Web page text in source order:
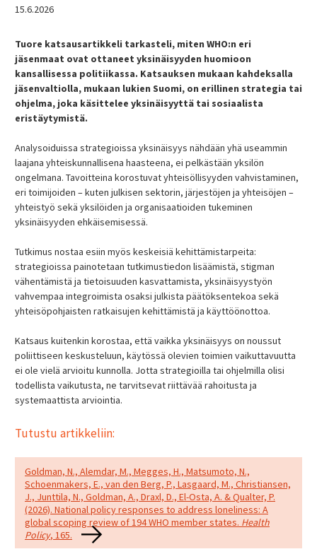
15.6.2026
Tuore katsausartikkeli tarkasteli, miten WHO:n eri
jäsenmaat ovat ottaneet yksinäisyyden huomioon
kansallisessa politiikassa. Katsauksen mukaan kahdeksalla
jäsenvaltiolla, mukaan lukien Suomi, on erillinen strategia tai
ohjelma, joka käsittelee yksinäisyyttä tai sosiaalista
eristäytymistä.
Analysoiduissa strategioissa yksinäisyys nähdään yhä useammin
laajana yhteiskunnallisena haasteena, ei pelkästään yksilön
ongelmana. Tavoitteina korostuvat yhteisöllisyyden vahvistaminen,
eri toimijoiden – kuten julkisen sektorin, järjestöjen ja yhteisöjen –
yhteistyö sekä yksilöiden ja organisaatioiden tukeminen
yksinäisyyden ehkäisemisessä.
Tutkimus nostaa esiin myös keskeisiä kehittämistarpeita:
strategioissa painotetaan tutkimustiedon lisäämistä, stigman
vähentämistä ja tietoisuuden kasvattamista, yksinäisyystyön
vahvempaa integroimista osaksi julkista päätöksentekoa sekä
yhteisöpohjaisten ratkaisujen kehittämistä ja käyttöönottoa.
Katsaus kuitenkin korostaa, että vaikka yksinäisyys on noussut
poliittiseen keskusteluun, käytössä olevien toimien vaikuttavuutta
ei ole vielä arvioitu kunnolla. Jotta strategioilla tai ohjelmilla olisi
todellista vaikutusta, ne tarvitsevat riittävää rahoitusta ja
systemaattista arviointia.
Tutustu artikkeliin:
Goldman, N., Alemdar, M., Megges, H., Matsumoto, N.,
Schoenmakers, E., van den Berg, P., Lasgaard, M., Christiansen,
J., Junttila, N., Goldman, A., Draxl, D., El-Osta, A. & Qualter, P.
(2026). National policy responses to address loneliness: A
global scoping review of 194 WHO member states. Health
Policy, 165.